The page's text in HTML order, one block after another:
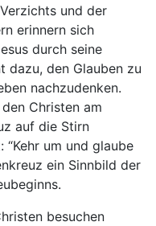
und der
erinnern sich
durch seine
dazu, den Glauben zu
nachzudenken.
Christen am
auf die Stirn
um und glaube
ein Sinnbild der
besuchen